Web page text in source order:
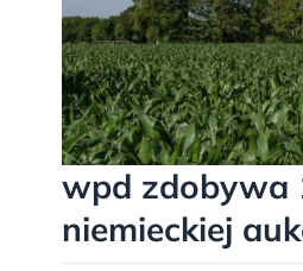
wpd zdobywa
niemieckiej